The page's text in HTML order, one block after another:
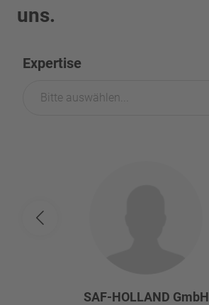
uns.
Expertise
Bitte auswählen...
SAF-HOLLAND GmbH